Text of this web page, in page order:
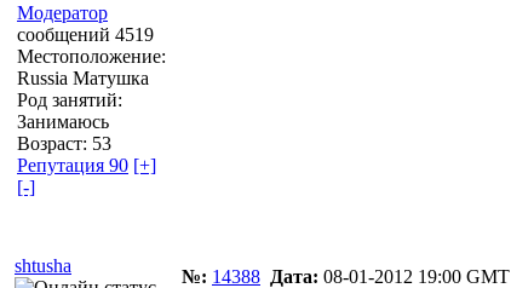
Модератор
сообщений 4519
Местоположение:
Russia Матушка
Род занятий:
Занимаюсь
Возраст: 53
Репутация 90 [+]
[-]
shtusha
№: 14388 Дата: 08-01-2012 19:00 GMT